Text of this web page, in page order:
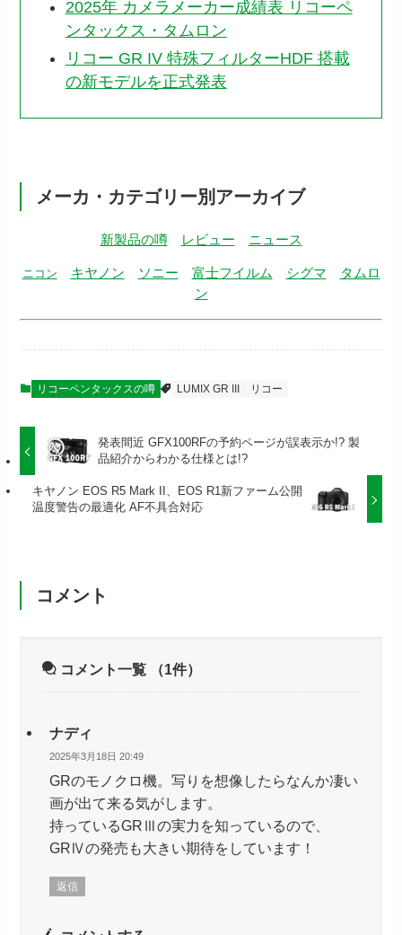
2025年 カメラメーカー成績表 リコーペ
ンタックス・タムロン
リコー GR IV 特殊フィルターHDF 搭載
の新モデルを正式発表
メーカ・カテゴリー別アーカイブ
新製品の噂 レビュー ニュース
ニコン キヤノン ソニー 富士フイルム シグマ
タムロ
ン
リコーペンタックスの噂 LUMIX GR III リコー
発表間近 GFX100RFの予約ページが誤表示か!? 製
品紹介からわかる仕様とは!?
キヤノン EOS R5 Mark II、EOS R1新ファーム公開
温度警告の最適化 AF不具合対応
コメント
コメント一覧 （1件）
ナディ
2025年3月18日 20:49
GRのモノクロ機。写りを想像したらなんか凄い
画が出て来る気がします。
持っているGRⅢの実力を知っているので、
GRⅣの発売も大きい期待をしています！
返信